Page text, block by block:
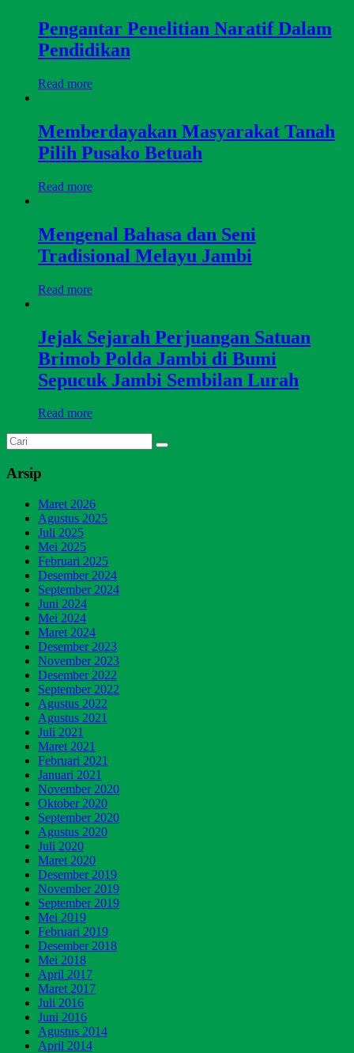
Pengantar Penelitian Naratif Dalam
Pendidikan
Read more
Memberdayakan Masyarakat Tanah
Pilih Pusako Betuah
Read more
Mengenal Bahasa dan Seni
Tradisional Melayu Jambi
Read more
Jejak Sejarah Perjuangan Satuan
Brimob Polda Jambi di Bumi
Sepucuk Jambi Sembilan Lurah
Read more
Arsip
Maret 2026
Agustus 2025
Juli 2025
Mei 2025
Februari 2025
Desember 2024
September 2024
Juni 2024
Mei 2024
Maret 2024
Desember 2023
November 2023
Desember 2022
September 2022
Agustus 2022
Agustus 2021
Juli 2021
Maret 2021
Februari 2021
Januari 2021
November 2020
Oktober 2020
September 2020
Agustus 2020
Juli 2020
Maret 2020
Desember 2019
November 2019
September 2019
Mei 2019
Februari 2019
Desember 2018
Mei 2018
April 2017
Maret 2017
Juli 2016
Juni 2016
Agustus 2014
April 2014